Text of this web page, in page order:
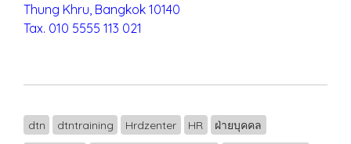
Thung Khru, Bangkok 10140
Tax. 010 5555 113 021
dtn dtntraining Hrdzenter HR
ฝ่ายบุคคล